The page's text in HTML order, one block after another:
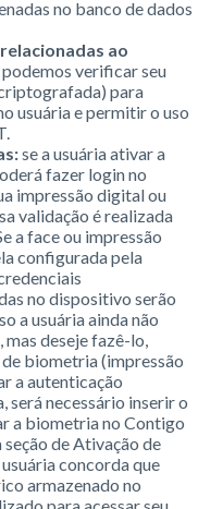
no banco de dados
ao
podemos verificar seu
para
usuária e permitir o uso
se a usuária ativar a
fazer login no
impressão digital ou
validação é realizada
a face ou impressão
configurada pela
no dispositivo serão
a usuária ainda não
deseje fazê-lo,
biometria (impressão
a autenticação
será necessário inserir o
a biometria no Contigo
de Ativação de
concorda que
armazenado no